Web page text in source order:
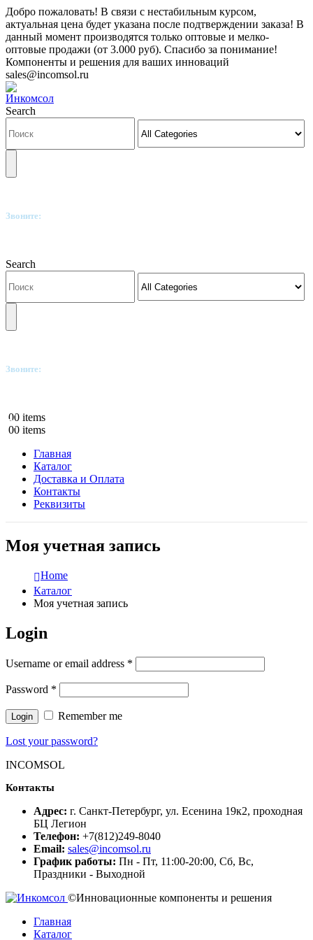
Добро пожаловать! В связи с нестабильным курсом,
актуальная цена будет указана после подтверждении заказа! В
данный момент производятся только оптовые и мелко-
оптовые продажи (от 3.000 руб). Спасибо за понимание!
Компоненты и решения для ваших инноваций
sales@incomsol.ru
Search
Звоните:
Search
Звоните:
00 items
00 items
Главная
Каталог
Доставка и Оплата
Контакты
Реквизиты
Моя учетная запись
Home
Каталог
Моя учетная запись
Login
Username or email address *
Password *
Login Remember me
Lost your password?
INCOMSOL
Контакты
Адрес: г. Санкт-Петербург, ул. Есенина 19к2, проходная
БЦ Легион
Телефон: +7(812)249-8040
Email: sales@incomsol.ru
График работы: Пн - Пт, 11:00-20:00, Сб, Вс,
Праздники - Выходной
©Инновационные компоненты и решения
Главная
Каталог